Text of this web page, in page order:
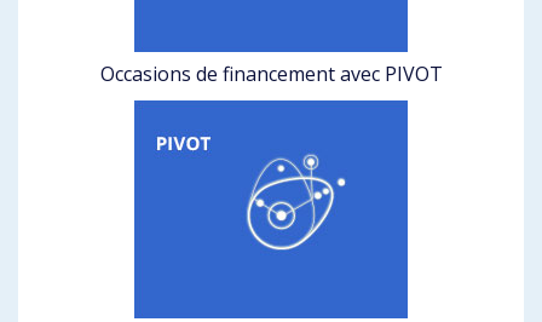
Occasions de financement avec PIVOT